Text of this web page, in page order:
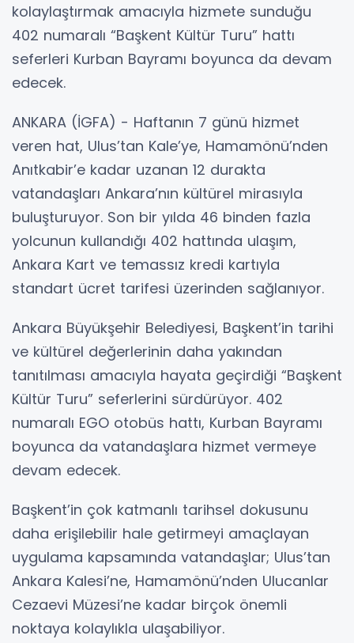
kolaylaştırmak amacıyla hizmete sunduğu
402 numaralı “Başkent Kültür Turu” hattı
seferleri Kurban Bayramı boyunca da devam
edecek.
ANKARA (İGFA) - Haftanın 7 günü hizmet
veren hat, Ulus’tan Kale’ye, Hamamönü’nden
Anıtkabir’e kadar uzanan 12 durakta
vatandaşları Ankara’nın kültürel mirasıyla
buluşturuyor. Son bir yılda 46 binden fazla
yolcunun kullandığı 402 hattında ulaşım,
Ankara Kart ve temassız kredi kartıyla
standart ücret tarifesi üzerinden sağlanıyor.
Ankara Büyükşehir Belediyesi, Başkent’in tarihi
ve kültürel değerlerinin daha yakından
tanıtılması amacıyla hayata geçirdiği “Başkent
Kültür Turu” seferlerini sürdürüyor. 402
numaralı EGO otobüs hattı, Kurban Bayramı
boyunca da vatandaşlara hizmet vermeye
devam edecek.
Başkent’in çok katmanlı tarihsel dokusunu
daha erişilebilir hale getirmeyi amaçlayan
uygulama kapsamında vatandaşlar; Ulus’tan
Ankara Kalesi’ne, Hamamönü’nden Ulucanlar
Cezaevi Müzesi’ne kadar birçok önemli
noktaya kolaylıkla ulaşabiliyor.